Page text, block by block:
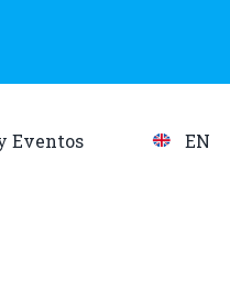
Eventos EN